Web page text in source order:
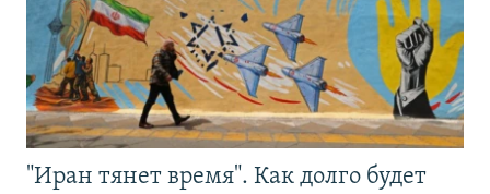
"Иран тянет время". Как долго будет